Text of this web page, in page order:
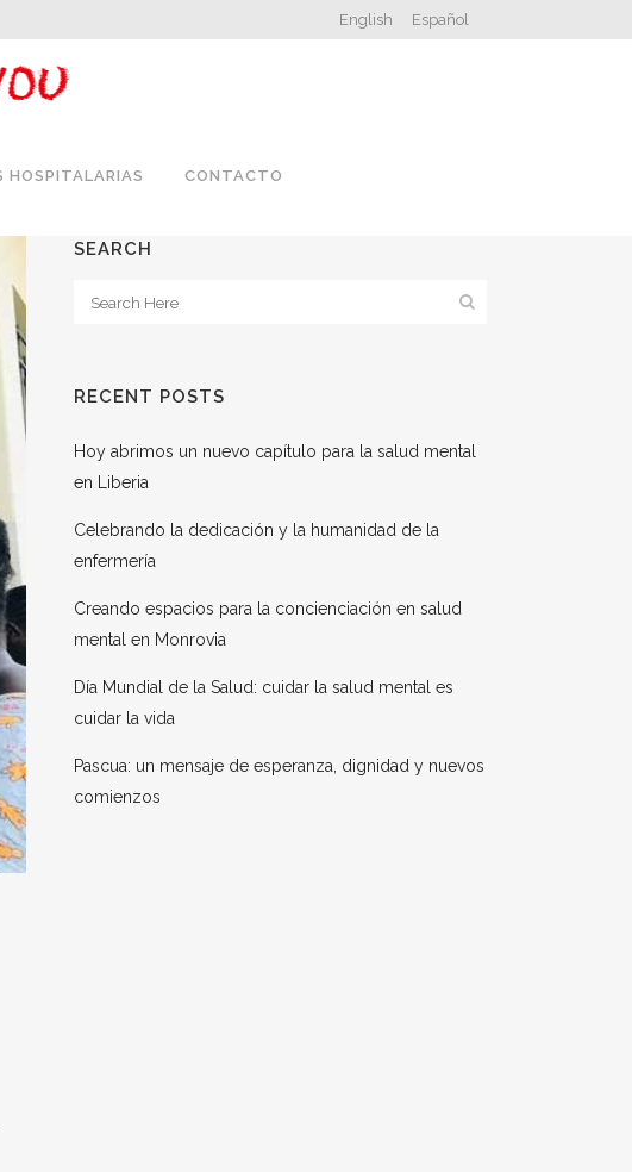
English Español
HOSPITALARIAS CONTACTO
SEARCH
RECENT POSTS
Hoy abrimos un nuevo capítulo para la salud mental
en Liberia
Celebrando la dedicación y la humanidad de la
enfermería
Creando espacios para la concienciación en salud
mental en Monrovia
Día Mundial de la Salud: cuidar la salud mental es
cuidar la vida
Pascua: un mensaje de esperanza, dignidad y nuevos
comienzos